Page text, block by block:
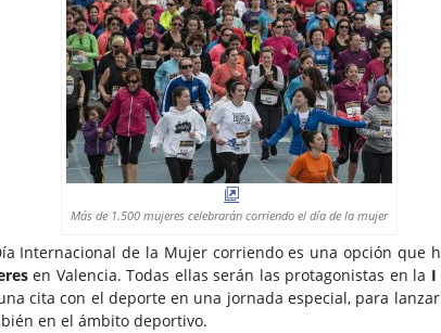
Más de 1.500 mujeres celebrarán corriendo el día de la mujer
Internacional de la Mujer corriendo es una opción que
en Valencia. Todas ellas serán las protagonistas en la I
cita con el deporte en una jornada especial, para
en el ámbito deportivo.